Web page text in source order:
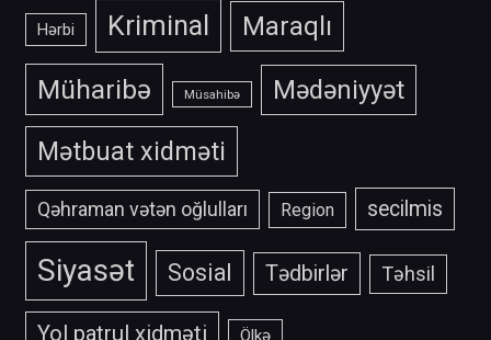
Hərbi Kriminal Maraqlı
Müharibə Müsahibə
Mədəniyyət
Mətbuat xidməti
Qəhraman vətən oğlulları Region secilmis
Siyasət Sosial Tədbirlər Təhsil
Yol patrul xidməti Ölkə